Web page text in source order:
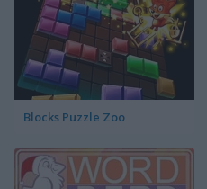
Blocks Puzzle Zoo